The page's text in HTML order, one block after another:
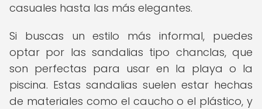
casuales hasta las más elegantes.
Si buscas un estilo más informal, puedes
optar por las sandalias tipo chanclas, que
son perfectas para usar en la playa o la
piscina. Estas sandalias suelen estar hechas
de materiales como el caucho o el plástico, y